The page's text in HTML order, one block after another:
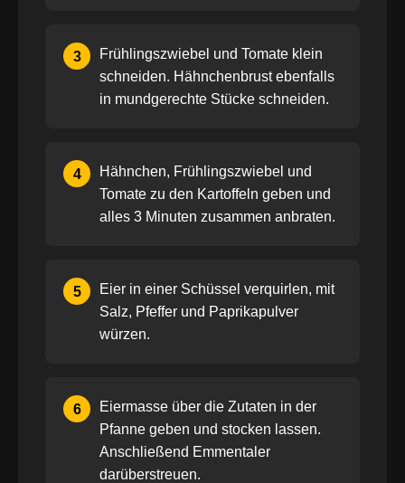
3
Frühlingszwiebel und Tomate klein
schneiden. Hähnchenbrust ebenfalls
in mundgerechte Stücke schneiden.
4
Hähnchen, Frühlingszwiebel und
Tomate zu den Kartoffeln geben und
alles 3 Minuten zusammen anbraten.
5
Eier in einer Schüssel verquirlen, mit
Salz, Pfeffer und Paprikapulver
würzen.
6
Eiermasse über die Zutaten in der
Pfanne geben und stocken lassen.
Anschließend Emmentaler
darüberstreuen.